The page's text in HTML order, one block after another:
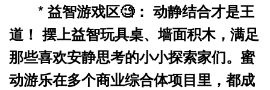
* 益智游戏区🧐： 动静结合才是王
道！ 摆上益智玩具桌、墙面积木，满足
那些喜欢安静思考的小小探索家们。蜜
动游乐在多个商业综合体项目里，都成